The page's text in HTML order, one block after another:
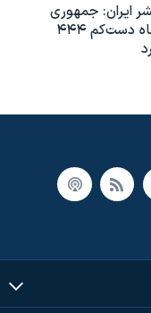
ایران: جمهوری
اسلامی طی ۷ ماه دست‌کم ۴۴۴